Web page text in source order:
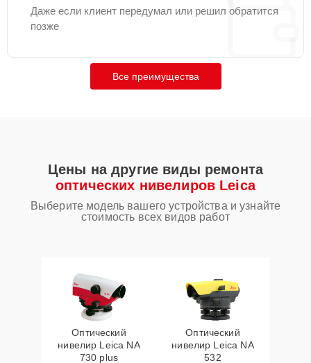
Даже если клиент передумал или решил обратится
позже
Все преимущества
Цены на другие виды ремонта
оптических нивелиров Leica
Выберите модель вашего устройства и узнайте
стоимость всех видов работ
Оптический
нивелир Leica NA
730 plus
Оптический
нивелир Leica NA
532